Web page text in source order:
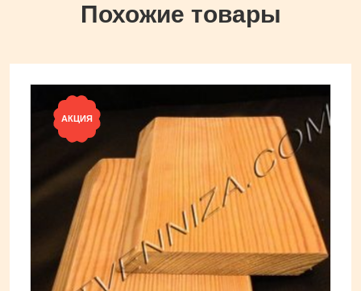
Похожие товары
АКЦИЯ